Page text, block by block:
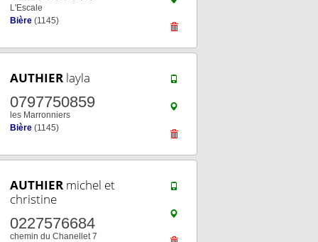
L'Escale
Bière (1145)
AUTHIER layla
0797750859
les Marronniers
Bière (1145)
AUTHIER michel et
christine
0227576684
chemin du Chanellet 7